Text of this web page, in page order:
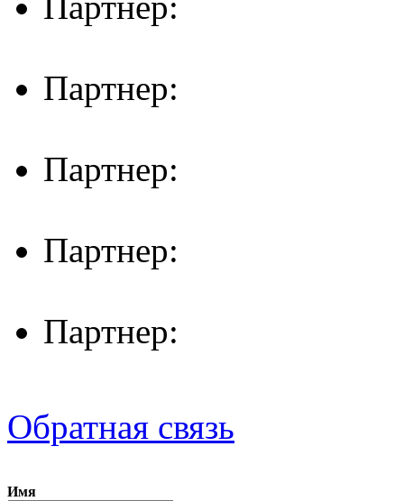
Партнер:
Партнер:
Партнер:
Партнер:
Обратная связь
Имя